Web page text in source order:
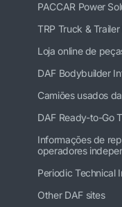
PACCAR Power
TRP Truck &
Loja online de
DAF Bodybuilder
Camiões usados
DAF Ready-to-Go
Informações de
operadores
Periodic Technical
Other DAF sites